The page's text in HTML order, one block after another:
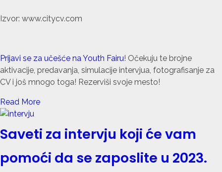
Izvor: www.citycv.com
Prijavi se za učešće na Youth Fairu! Očekuju te brojne
aktivacije, predavanja, simulacije intervjua, fotografisanje za
CV i još mnogo toga! Rezerviši svoje mesto!
Read More
Saveti za intervju koji će vam
pomoći da se zaposlite u 2023.